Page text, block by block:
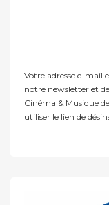
Votre adresse e-mail
notre newsletter et
Cinéma & Musique
utiliser le lien de